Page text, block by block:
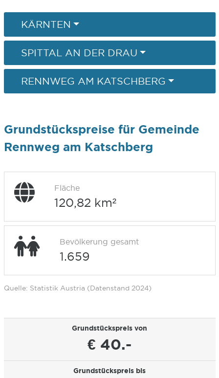
KÄRNTEN
SPITTAL AN DER DRAU
RENNWEG AM KATSCHBERG
Grundstückspreise für Gemeinde
Rennweg am Katschberg
Fläche
120,82 km²
Bevölkerung gesamt
1.659
Quelle: Statistik Austria (Datenstand 2024)
Grundstückspreis von
€ 40.-
Grundstückspreis bis